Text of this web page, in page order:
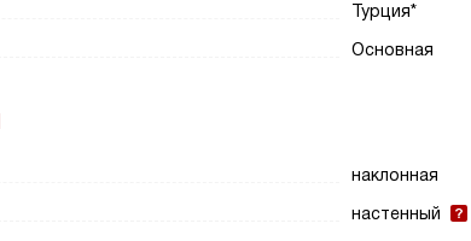
Турция*
Основная
наклонная
настенный